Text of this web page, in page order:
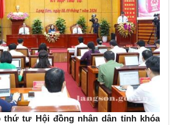
thứ tư Hội đồng nhân dân tỉnh khóa